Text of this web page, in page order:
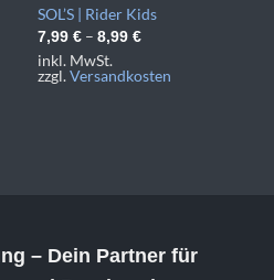
SOL’S | Rider Kids
7,99 €– 8,99 €
inkl. MwSt.
zzgl.Versandkosten
– Dein Partner für